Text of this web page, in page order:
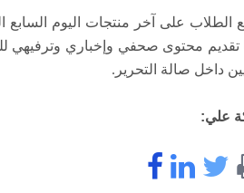
الطلاب على آخر منتجات اليوم السابع
تقديم محتوى صحفي وإخباري وترفيهي
داخل صالة التحرير.
علي: